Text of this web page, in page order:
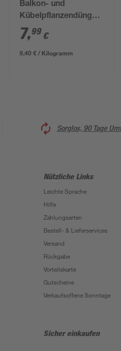
Balkon- und
Kübelpflanzendünger
850 g
7,99 €
9,40 € / Kilogramm
Sorglos, 90 Tage
Nützliche Links
Leichte Sprache
Hilfe
Zahlungsarten
Bestell- & Lieferservices
Versand
Rückgabe
Vorteilskarte
Gutscheine
Verkaufsoffene Sonntage
Sicher einkaufen